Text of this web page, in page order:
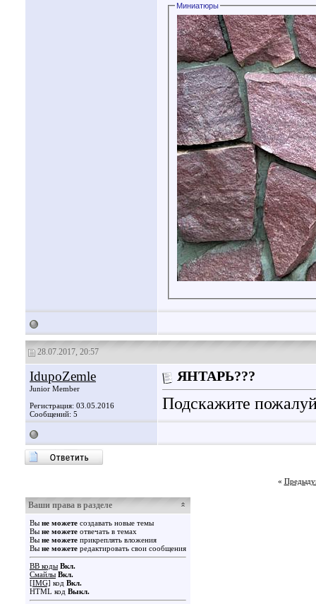
Миниатюры
28.07.2017, 20:57
IdupoZemle
Junior Member
Регистрация: 03.05.2016
Сообщений: 5
ЯНТАРЬ???
Подскажите
«
Ваши права в разделе
Вы не можете создавать новые темы
Вы не можете отвечать в темах
Вы не можете прикреплять вложения
Вы не можете редактировать свои сообщения
BB коды Вкл.
Смайлы Вкл.
[IMG] код Вкл.
HTML код Выкл.